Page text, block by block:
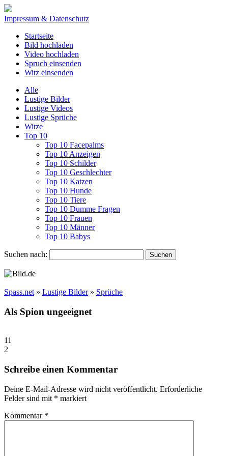
Impressum & Datenschutz
Startseite
Bild hochladen
Video hochladen
Spruch einsenden
Witz einsenden
Alle
Lustige Bilder
Lustige Videos
Lustige Sprüche
Witze
Top 10
Top 10 Facepalms
Top 10 Anzeigen
Top 10 Schilder
Top 10 Geschlechter
Top 10 Katzen
Top 10 Hunde
Top 10 Tiere
Top 10 Dumme Fragen
Top 10 Frauen
Top 10 Männer
Top 10 Babys
Suchen nach:
Spass.net » Lustige Bilder» Sprüche
Als Spion ungeeignet
11
2
Schreibe einen Kommentar
Deine E-Mail-Adresse wird nicht veröffentlicht. Erforderliche
Felder sind mit * markiert
Kommentar *